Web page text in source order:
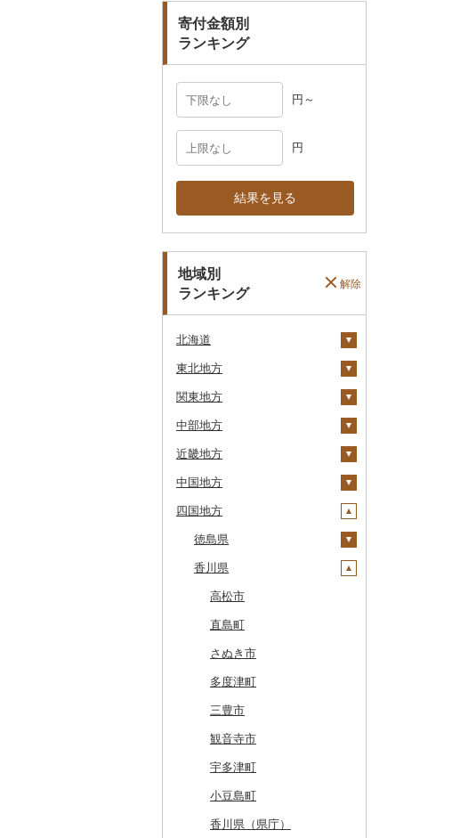
その他雑貨
寄付金額別
ランキング
円～
円
結果を見る
地域別
ランキング
解除
北海道
安平町
八雲町
鹿部町
江差町
白老町
せたな町
旭川市
森町
稚内市
標津町
清里町
北斗市
留萌市
白糠町
釧路町
名寄市
美唄市
東北地方
青森県
十和田市
大鰐町
南部町
五戸町
藤崎町
六ヶ所村
東北町
三戸町
東通村
黒石市
おいらせ町
鶴田町
階上町
深浦町
青森市
岩手県
宮古市
軽米町
岩手町
矢巾町
釜石市
野田村
普代村
一戸町
陸前高田市
紫波町
滝沢市
住田町
葛巻町
花巻市
宮城県
柴田町
色麻町
丸森町
大衡村
加美町
利府町
白石市
登米市
山元町
名取市
川崎町
村田町
栗原市
秋田県
大潟村
横手市
能代市
小坂町
仙北市
井川町
潟上市
三種町
藤里町
湯沢市
大館市
由利本荘市
山形県
村山市
尾花沢市
上山市
河北町
酒田市
新庄市
長井市
小国町
南陽市
中山町
庄内町
福島県
天栄村
広野町
鏡石町
須賀川市
小野町
棚倉町
古殿町
昭和村
下郷町
西郷村
関東地方
茨城県
土浦市
取手市
つくば市
稲敷市
潮来市
五霞町
北茨城市
境町
かすみがうら市
牛久市
常陸太田市
つくばみらい市
下妻市
茨城町
栃木県
那須塩原市
市貝町
塩谷町
上三川町
佐野市
真岡市
高根沢町
大田原市
栃木市
日光市
小山市
宇都宮市
栃木県（県庁）
群馬県
榛東村
下仁田町
玉村町
安中市
川場村
昭和村
甘楽町
明和町
沼田市
桐生市
吉岡町
太田市
埼玉県
春日部市
蕨市
戸田市
毛呂山町
久喜市
ふじみ野市
川島町
上里町
川口市
飯能市
長瀞町
千葉県
勝浦市
袖ケ浦市
我孫子市
長柄町
芝山町
八千代市
横芝光町
多古町
白子町
栄町
東京都
八王子市
日野市
昭島市
武蔵村山市
葛飾区
小金井市
墨田区
東久留米市
利島村
神奈川県
南足柄市
松田町
大井町
中井町
愛川町
山北町
真鶴町
清川村
中部地方
新潟県
十日町市
弥彦村
阿賀町
出雲崎町
魚沼市
佐渡市
燕市
南魚沼市
関川村
新発田市
加茂市
小千谷市
田上町
富山県
射水市
氷見市
朝日町
高岡市
魚津市
砺波市
入善町
黒部市
立山町
富山県（県庁）
小矢部市
滑川市
石川県
羽咋市
七尾市
白山市
穴水町
輪島市
中能登町
石川県（県庁）
野々市市
能登町
能美市
津幡町
福井県
美浜町
小浜市
越前町
若狭町
鯖江市
高浜町
勝山市
福井県（県庁）
越前市
坂井市
山梨県
富士吉田市
甲斐市
山梨市
富士川町
大月市
富士河口湖町
韮崎市
南アルプス市
市川三郷町
長野県
高森町
御代田町
飯田市
青木村
南箕輪村
長野県（県庁）
上松町
高山村
岐阜県
養老町
八百津町
池田町
関市
瑞穂市
飛騨市
岐南町
静岡県
下田市
静岡市
吉田町
函南町
藤枝市
御殿場市
愛知県
清須市
田原市
安城市
北名古屋市
東栄町
近畿地方
三重県
鈴鹿市
伊賀市
木曽岬町
多気町
松阪市
桑名市
志摩市
明和町
鳥羽市
いなべ市
紀北町
熊野市
滋賀県
長浜市
高島市
草津市
近江八幡市
竜王町
甲賀市
湖南市
大津市
彦根市
栗東市
愛荘町
京都府
宮津市
伊根町
与謝野町
福知山市
亀岡市
城陽市
久御山町
京丹後市
井手町
木津川市
大阪府
茨木市
豊能町
枚方市
河内長野市
泉佐野市
交野市
藤井寺市
能勢町
阪南市
兵庫県
上郡町
神河町
小野市
太子町
西宮市
佐用町
多可町
朝来市
奈良県
曽爾村
河合町
宇陀市
田原本町
山添村
大淀町
安堵町
和歌山県
湯浅町
有田市
橋本市
広川町
和歌山市
海南市
中国地方
鳥取県
鳥取県（県庁）
米子市
大山町
琴浦町
日野町
鳥取市
北栄町
境港市
智頭町
江府町
八頭町
島根県
雲南市
海士町
津和野町
飯南町
安来市
知夫村
隠岐の島町
吉賀町
出雲市
奥出雲町
岡山県
津山市
西粟倉村
久米南町
真庭市
新見市
美咲町
浅口市
美作市
岡山市
広島県
安芸太田町
世羅町
大竹市
廿日市市
北広島町
福山市
広島市
庄原市
山口県
柳井市
平生町
山口県（県庁）
長門市
田布施町
防府市
上関町
四国地方
徳島県
阿波市
牟岐町
那賀町
三好市
鳴門市
藍住町
板野町
東みよし町
徳島県（県庁）
阿南市
香川県
高松市
直島町
さぬき市
多度津町
三豊市
観音寺市
宇多津町
小豆島町
香川県（県庁）